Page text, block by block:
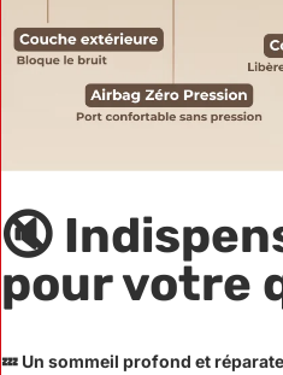
🔇
pour votre
💤 Un sommeil profond et